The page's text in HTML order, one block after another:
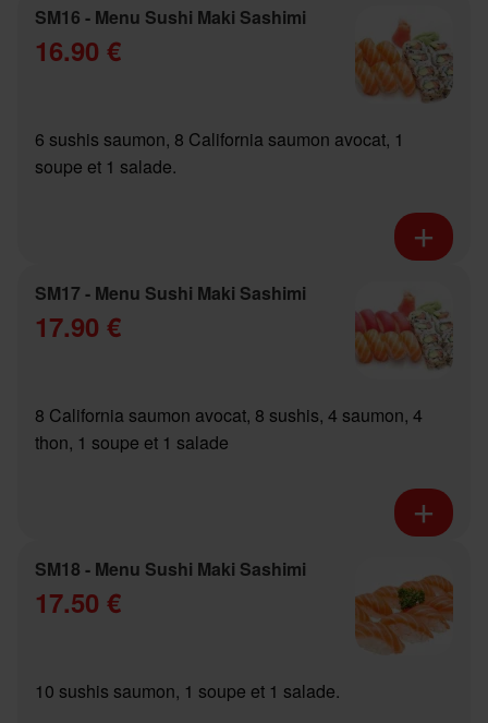
SM16 - Menu Sushi Maki Sashimi
16.90 €
6 sushis saumon, 8 California saumon avocat, 1
soupe et 1 salade.
SM17 - Menu Sushi Maki Sashimi
17.90 €
8 California saumon avocat, 8 sushis, 4 saumon, 4
thon, 1 soupe et 1 salade
SM18 - Menu Sushi Maki Sashimi
17.50 €
10 sushis saumon, 1 soupe et 1 salade.